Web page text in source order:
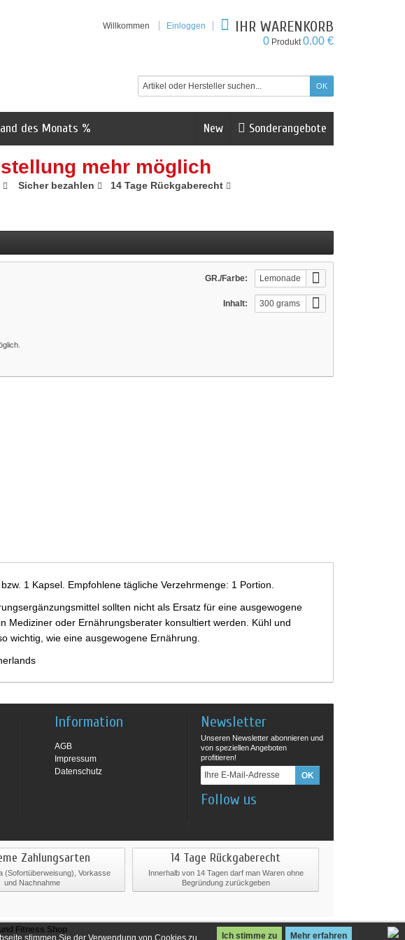
Willkommen Einloggen IHR WARENKORB
0 Produkt0.00 €
Sonderangebote
New
des Monats %
mehr möglich
Sicher bezahlen 14 Tage Rückgaberecht
stimmen Sie der Verwendung von Cookies zu. Ich stimme zu Mehr erfahren
GR./Farbe: Lemonade
Inhalt: 300 grams
1 Kapsel. Empfohlene tägliche Verzehrmenge: 1 Portion.
sollten nicht als Ersatz für eine ausgewogene
Mediziner oder Ernährungsberater konsultiert werden. Kühl und
wichtig, wie eine ausgewogene Ernährung.
Information
AGB
Impressum
Datenschutz
Newsletter
Unseren Newsletter abonnieren und
von speziellen Angeboten
profitieren!
Follow us
Zahlungsarten
(Sofortüberweisung), Vorkasse
und Nachnahme
14 Tage Rückgaberecht
Innerhalb von 14 Tagen darf man Waren ohne
Begründung zurückgeben
Fitness Shop